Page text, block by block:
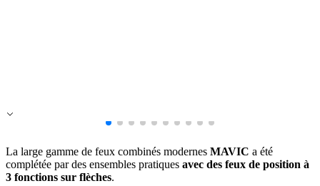
La large gamme de feux combinés modernes MAVIC a été
complétée par des ensembles pratiques avec des feux de position à
3 fonctions sur flèches.